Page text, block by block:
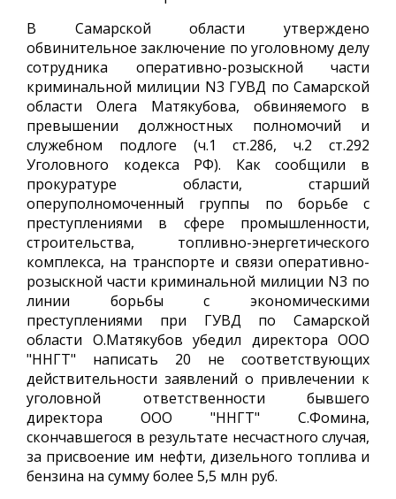
В Самарской области утверждено
обвинительное заключение по уголовному делу
сотрудника оперативно-розыскной части
криминальной милиции N3 ГУВД по Самарской
области Олега Матякубова, обвиняемого в
превышении должностных полномочий и
служебном подлоге (ч.1 ст.286, ч.2 ст.292
Уголовного кодекса РФ). Как сообщили в
прокуратуре области, старший
оперуполномоченный группы по борьбе с
преступлениями в сфере промышленности,
строительства, топливно-энергетического
комплекса, на транспорте и связи оперативно-
розыскной части криминальной милиции N3 по
линии борьбы с экономическими
преступлениями при ГУВД по Самарской
области О.Матякубов убедил директора ООО
"ННГТ" написать 20 не соответствующих
действительности заявлений о привлечении к
уголовной ответственности бывшего
директора ООО "ННГТ" С.Фомина,
скончавшегося в результате несчастного случая,
за присвоение им нефти, дизельного топлива и
бензина на сумму более 5,5 млн руб.